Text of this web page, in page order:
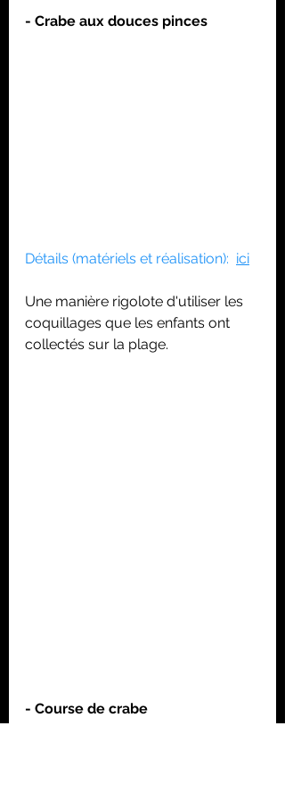
- Crabe aux douces pinces
Détails (matériels et réalisation): ici
Une manière rigolote d'utiliser les
coquillages que les enfants ont
collectés sur la plage.
- Course de crabe